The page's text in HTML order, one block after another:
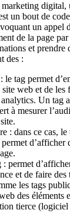
digital,
un bout de
un appel
de la page
et
des :
le tag permet
web et de les
Un tag
à mesurer
: dans ce cas,
d’afficher
: permet
et de faire
les tags
des éléments
tierce